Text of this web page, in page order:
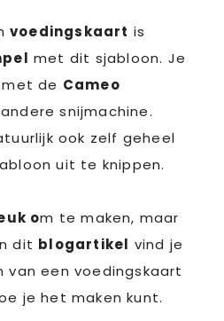
voedingskaart is
met dit sjabloon. Je
de Cameo
snijmachine.
ook zelf geheel
uit te knippen.
om te maken, maar
dit blogartikel vind je
van een voedingskaart
je het maken kunt.